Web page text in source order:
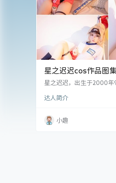
星之迟迟cos作品图
太太催眠妹妹约会
星之迟迟，出生于2000年
墨白影画工作室的成员。
甘情愿一秒入坑的颜值与
达人简介
小趣